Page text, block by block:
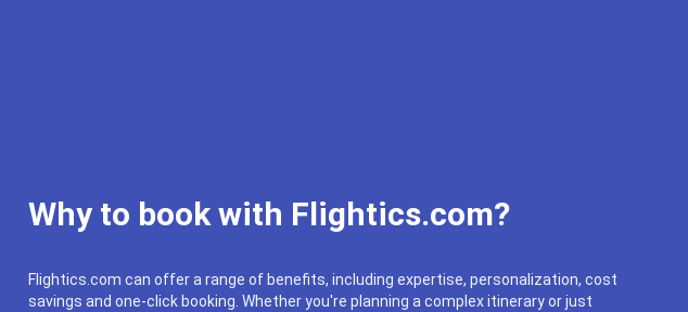
Why to book with Flightics.com?
Flightics.com can offer a range of benefits, including expertise, personalization, cost
savings and one-click booking. Whether you're planning a complex itinerary or just